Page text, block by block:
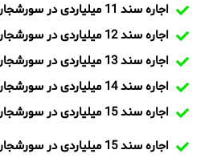
اجاره سند 11 میلیاردی در سورشجان
اجاره سند 12 میلیاردی در سورشجان
اجاره سند 13 میلیاردی در سورشجان
اجاره سند 14 میلیاردی در سورشجان
اجاره سند 15 میلیاردی در سورشجان
اجاره سند 15 میلیاردی در سورشجان